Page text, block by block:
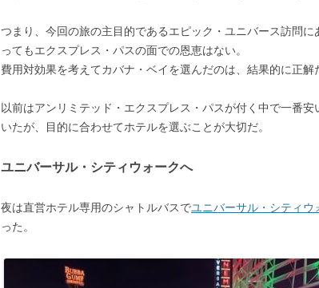
つまり、今回の旅の主目的であるエピック・ユニバース訪問に
ってもエクスプレス・パスの面での恩恵はない。
費用対効果を考えてカバナ・ベイを選んだのは、結果的に正解
以前はアンリミテッド・エクスプレス・パスが付く中で一番
いたが、目的に合わせてホテルを選ぶことが大切だ。
ユニバーサル・シティウォークへ
夜は直営ホテル専用のシャトルバスでユニバーサル・シティウ
った。